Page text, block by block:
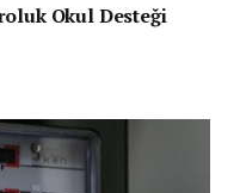
Okul Desteği